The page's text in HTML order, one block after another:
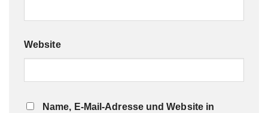
Website
Name, E-Mail-Adresse und Website in